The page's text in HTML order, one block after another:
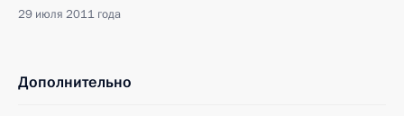
29 июля 2011 года
Дополнительно